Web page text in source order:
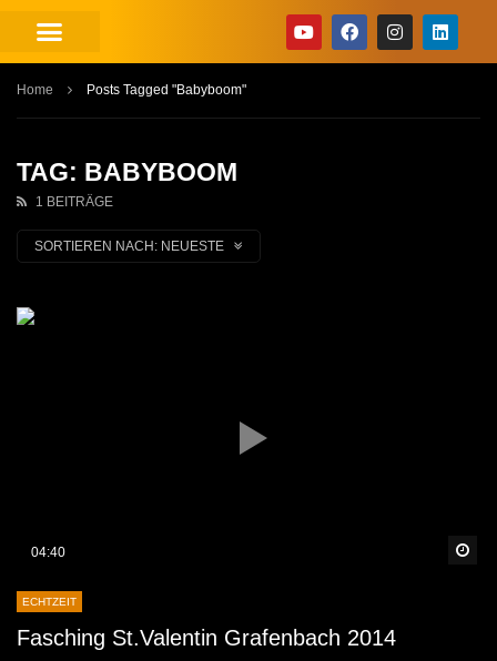
Home Posts Tagged "Babyboom"
TAG: BABYBOOM
1 BEITRÄGE
SORTIEREN NACH: NEUESTE
04:40
ECHTZEIT
Fasching St.Valentin Grafenbach 2014